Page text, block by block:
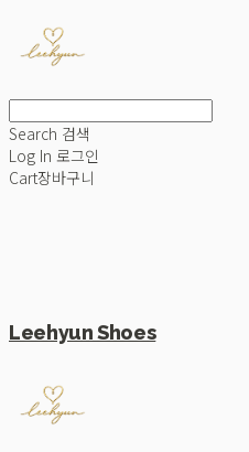
Search 검색
Log In 로그인
Cart장바구니
Leehyun Shoes